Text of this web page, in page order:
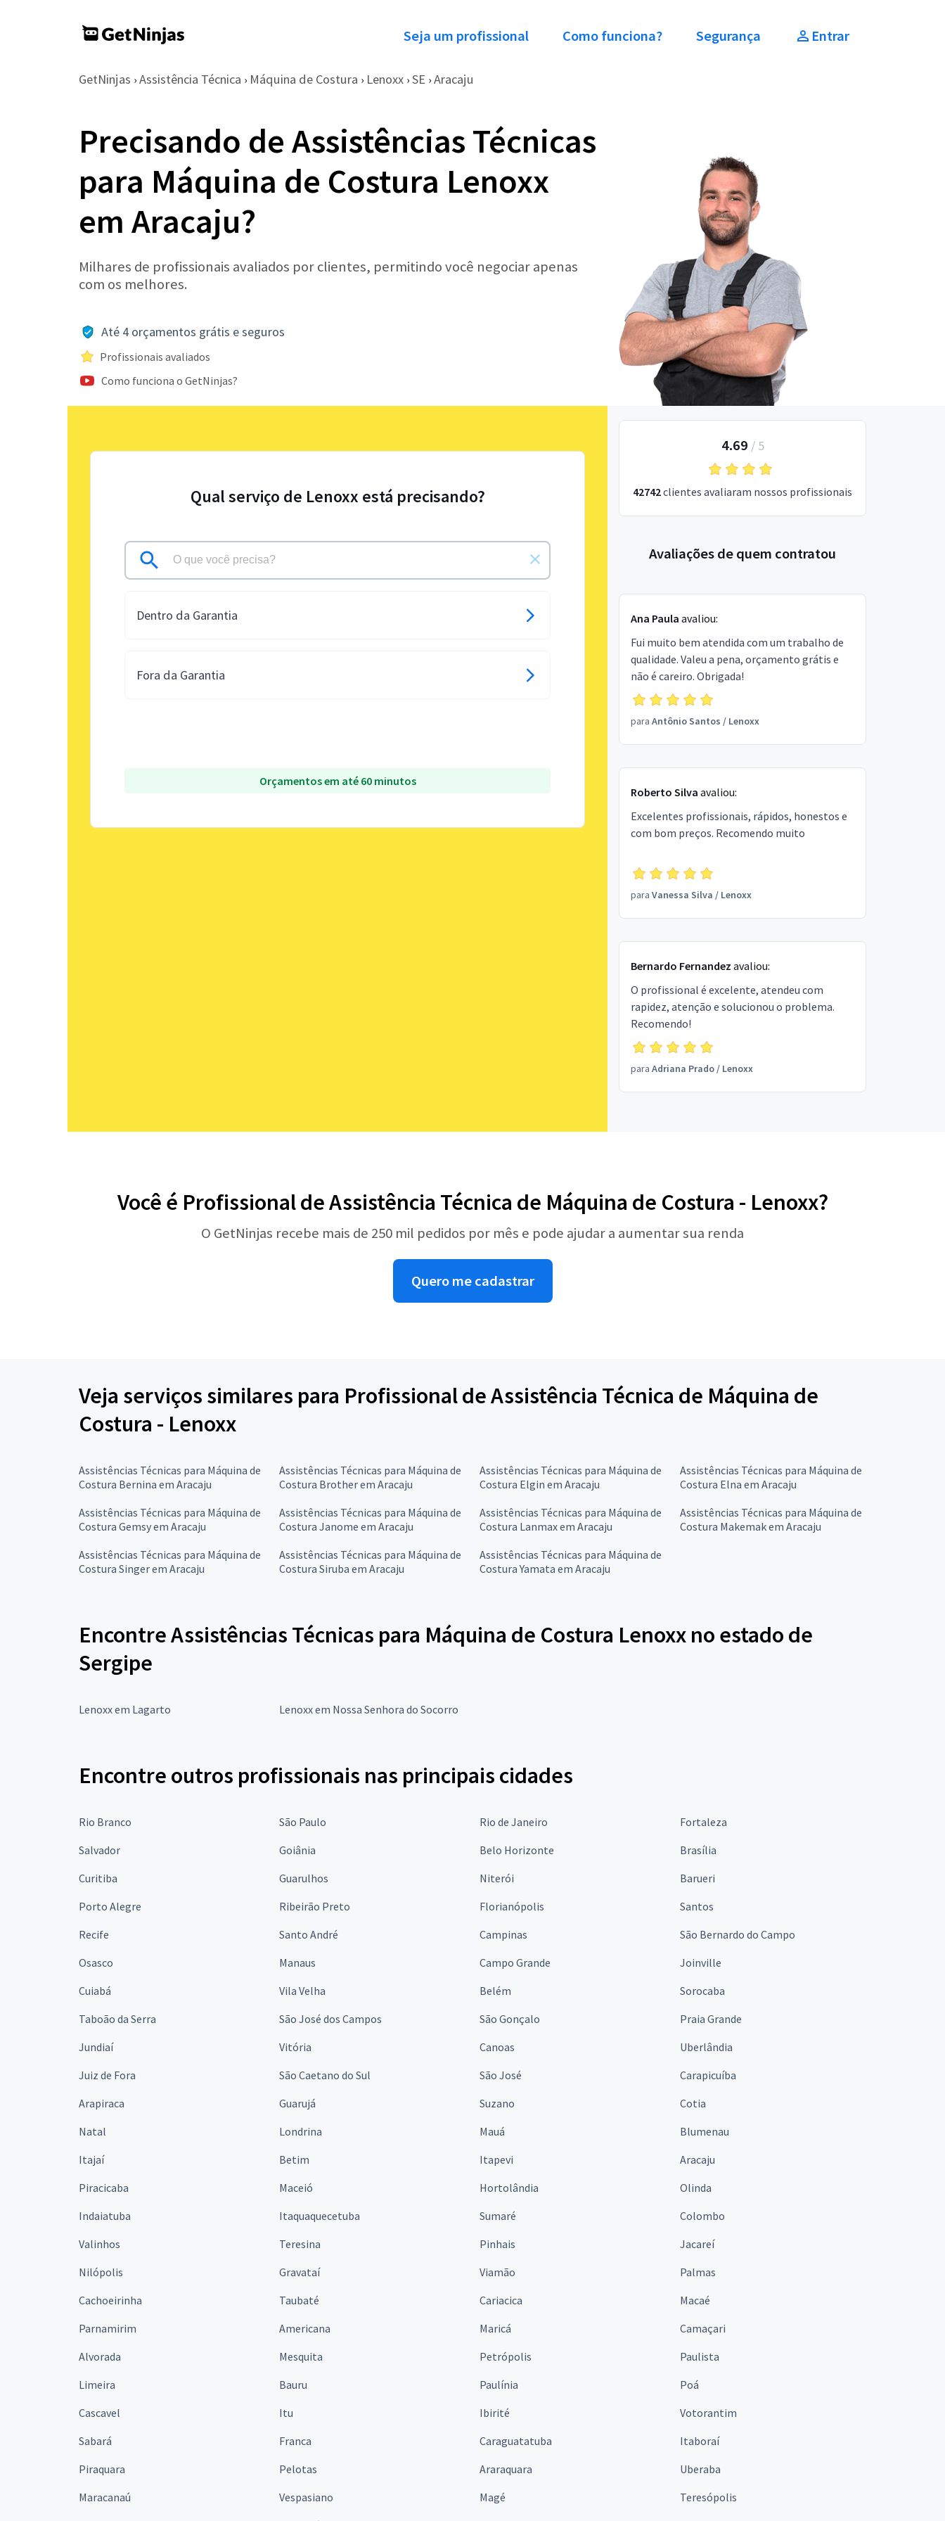
Seja um profissional Como funciona? Segurança Entrar
GetNinjas › Assistência Técnica › Máquina de Costura › Lenoxx › SE › Aracaju
Precisando de Assistências Técnicas
para Máquina de Costura Lenoxx
em Aracaju?
Milhares de profissionais avaliados por clientes, permitindo você negociar apenas
com os melhores.
Até 4 orçamentos grátis e seguros
Profissionais avaliados
Como funciona o GetNinjas?
Qual serviço de Lenoxx está precisando?
Dentro da Garantia
Fora da Garantia
Orçamentos em até 60 minutos
4.69 / 5
42742clientes avaliaram nossos profissionais
Avaliações de quem contratou
Ana Paula avaliou:
Fui muito bem atendida com um trabalho de
qualidade. Valeu a pena, orçamento grátis e
não é careiro. Obrigada!
para Antônio Santos / Lenoxx
Roberto Silva avaliou:
Excelentes profissionais, rápidos, honestos e
com bom preços. Recomendo muito
para Vanessa Silva / Lenoxx
Bernardo Fernandez avaliou:
O profissional é excelente, atendeu com
rapidez, atenção e solucionou o problema.
Recomendo!
para Adriana Prado/ Lenoxx
Você é Profissional de Assistência Técnica de Máquina de Costura - Lenoxx?
O GetNinjas recebe mais de 250 mil pedidos por mês e pode ajudar a aumentar sua renda
Quero me cadastrar
Veja serviços similares para Profissional de Assistência Técnica de Máquina de
Costura - Lenoxx
Assistências Técnicas para Máquina de
Costura Bernina em Aracaju
Assistências Técnicas para Máquina de
Costura Brother em Aracaju
Assistências Técnicas para Máquina de
Costura Elgin em Aracaju
Assistências Técnicas para Máquina de
Costura Elna em Aracaju
Assistências Técnicas para Máquina de
Costura Gemsy em Aracaju
Assistências Técnicas para Máquina de
Costura Janome em Aracaju
Assistências Técnicas para Máquina de
Costura Lanmax em Aracaju
Assistências Técnicas para Máquina de
Costura Makemak em Aracaju
Assistências Técnicas para Máquina de
Costura Singer em Aracaju
Assistências Técnicas para Máquina de
Costura Siruba em Aracaju
Assistências Técnicas para Máquina de
Costura Yamata em Aracaju
Encontre Assistências Técnicas para Máquina de Costura Lenoxx no estado de
Sergipe
Lenoxx em Lagarto Lenoxx em Nossa Senhora do Socorro
Encontre outros profissionais nas principais cidades
Rio Branco São Paulo Rio de Janeiro
Fortaleza
Salvador
Goiânia Belo Horizonte
Brasília
Curitiba
Guarulhos Niterói
Barueri
Porto Alegre
Ribeirão Preto Florianópolis
Santos
Recife
Santo André Campinas
São Bernardo do Campo
Osasco
Manaus Campo Grande
Joinville
Cuiabá
Vila Velha Belém
Sorocaba
Taboão da Serra
São José dos Campos São Gonçalo
Praia Grande
Jundiaí
Vitória Canoas
Uberlândia
Juiz de Fora
São Caetano do Sul São José
Carapicuíba
Arapiraca
Guarujá Suzano
Cotia
Natal
Londrina Mauá
Blumenau
Itajaí
Betim Itapevi
Aracaju
Piracicaba
Maceió Hortolândia
Olinda
Indaiatuba
Itaquaquecetuba Sumaré
Colombo
Valinhos
Teresina Pinhais
Jacareí
Nilópolis
Gravataí Viamão
Palmas
Cachoeirinha
Taubaté Cariacica
Macaé
Parnamirim
Americana Maricá
Camaçari
Alvorada
Mesquita Petrópolis
Paulista
Limeira
Bauru Paulínia
Poá
Cascavel
Itu Ibirité
Votorantim
Sabará
Franca Caraguatatuba
Itaboraí
Piraquara
Pelotas Araraquara
Uberaba
Maracanaú
Vespasiano Magé
Teresópolis